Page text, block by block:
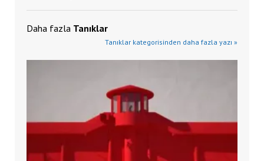
Daha fazla Tanıklar
Tanıklar kategorisinden daha fazla yazı »